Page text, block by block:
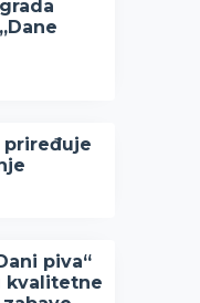
priređuje
piva“
kvalitetne